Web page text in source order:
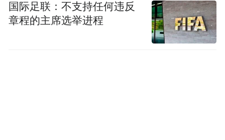
国际足联：不支持任何违反
章程的主席选举进程